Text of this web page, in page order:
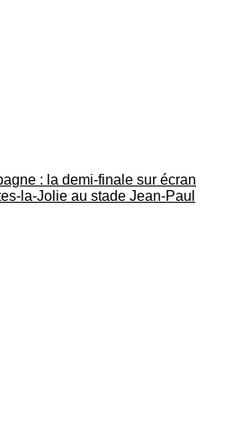
: la demi-finale sur écran
la-Jolie au stade Jean-Paul